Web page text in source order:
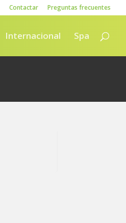
Contactar Preguntas frecuentes
Internacional Spa